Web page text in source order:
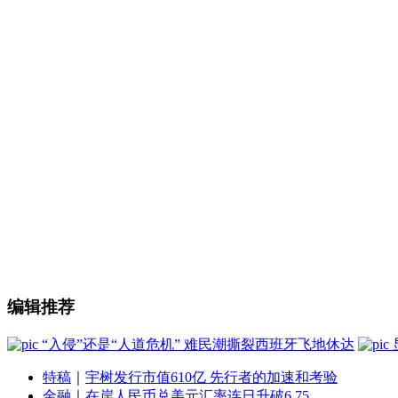
编辑推荐
“入侵”还是“人道危机” 难民潮撕裂西班牙飞地休达
特稿
宇树发行市值610亿 先行者的加速和考验